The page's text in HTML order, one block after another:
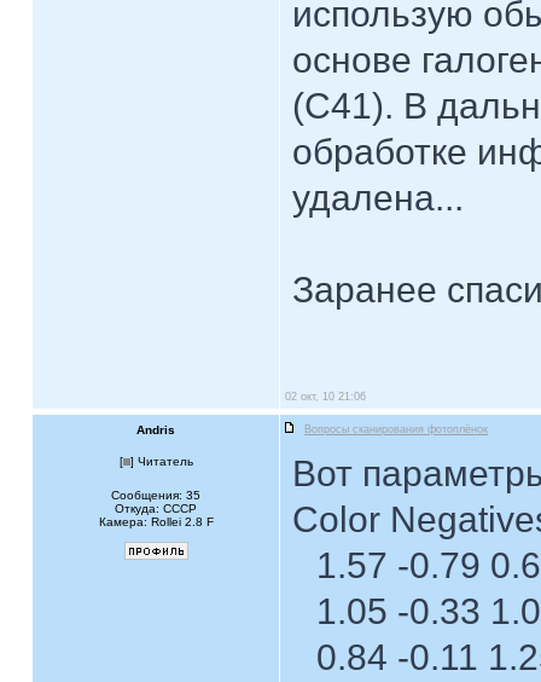
использую
основе
(С41). В
обработке
удалена...
Заранее
02 окт, 10 21:06
Andris Вопросы сканирования фотоплёнок
[ ] Читатель
Сообщения: 35
Откуда: CCCP
Камера: Rollei 2.8 F
Вот
Color
1.57 -0.79
1.05 -0.33
0.84 -0.11